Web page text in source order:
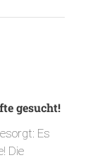
gesucht!
Es
Die